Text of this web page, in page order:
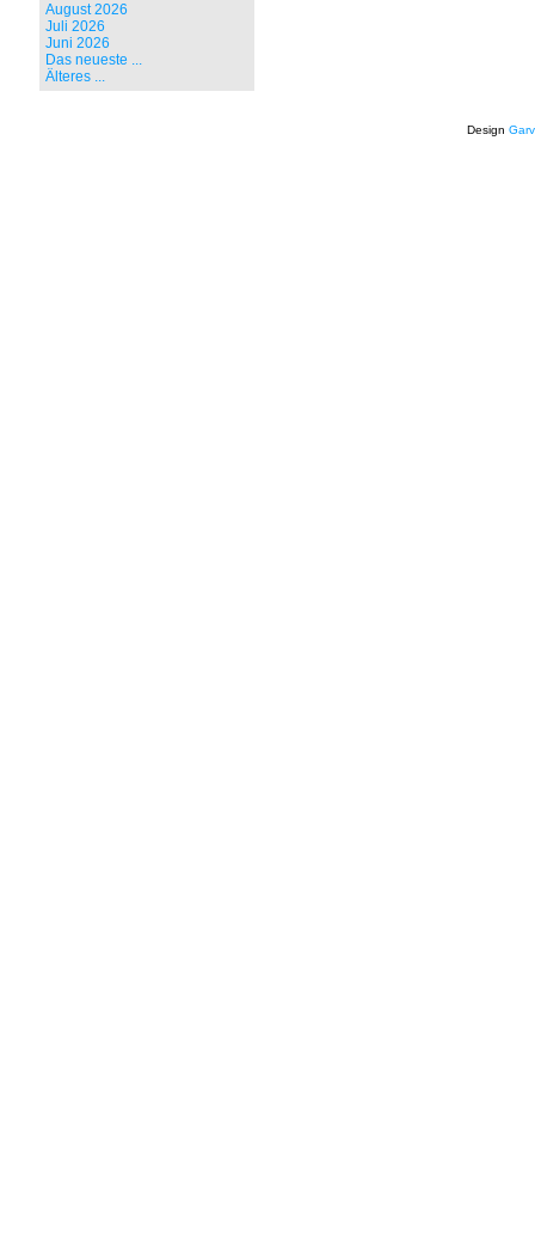
August 2026
Juli 2026
Juni 2026
Das neueste ...
Älteres ...
Design